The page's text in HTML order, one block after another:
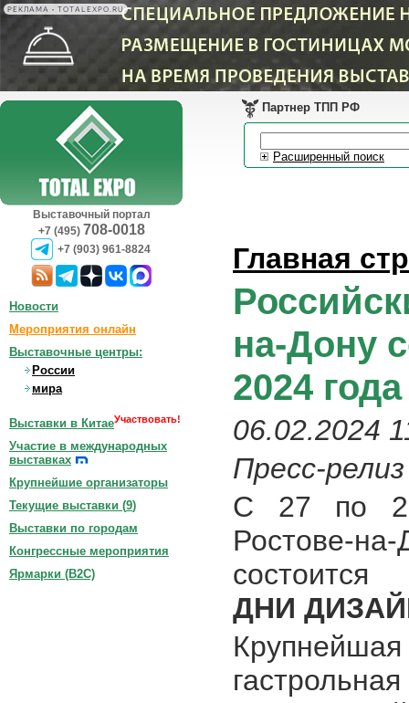
РЕКЛАМА • TOTALEXPO.RU
Выставочный портал
+7 (495) 708-0018
+7 (903) 961-8824
Партнер ТПП РФ
Расширенный поиск
Главная
на-Дону
2024 года
06.02.2024
Пресс-релиз
С 27 по
Ростове-
ДНИ
Новости
Мероприятия онлайн
Выставочные центры:
России
мира
Выставки в КитаеУчаствовать!
Участие в международных
выставках
Крупнейшие организаторы
Текущие выставки (9)
Выставки по городам
Конгрессные мероприятия
Ярмарки (B2C)